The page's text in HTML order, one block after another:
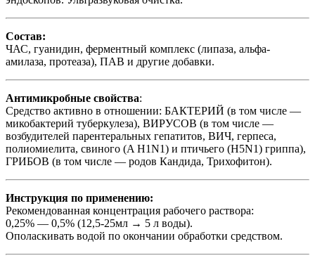
Состав:
ЧАС, гуанидин, ферментный комплекс (липаза, альфа-
амилаза, протеаза), ПАВ и другие добавки.
Антимикробные свойства:
Средство активно в отношении: БАКТЕРИЙ (в том числе —
микобактерий туберкулеза), ВИРУСОВ (в том числе —
возбудителей парентеральных гепатитов, ВИЧ, герпеса,
полиомиелита, свиного (A H1N1) и птичьего (H5N1) гриппа),
ГРИБОВ (в том числе — родов Кандида, Трихофитон).
Инструкция по применению:
Рекомендованная концентрация рабочего раствора:
0,25% — 0,5% (12,5-25мл → 5 л воды).
Ополаскивать водой по окончании обработки средством.